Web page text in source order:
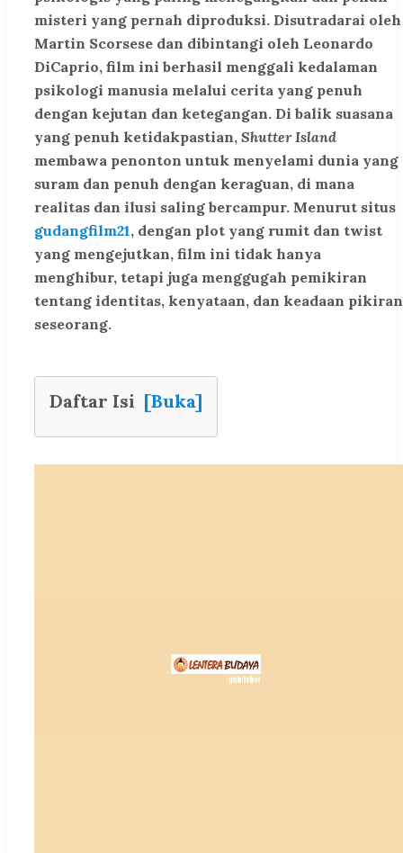
misteri yang pernah diproduksi. Disutradarai oleh
Martin Scorsese dan dibintangi oleh Leonardo
DiCaprio, film ini berhasil menggali kedalaman
psikologi manusia melalui cerita yang penuh
dengan kejutan dan ketegangan. Di balik suasana
yang penuh ketidakpastian, Shutter Island
membawa penonton untuk menyelami dunia yang
suram dan penuh dengan keraguan, di mana
realitas dan ilusi saling bercampur. Menurut situs
gudangfilm21, dengan plot yang rumit dan twist
yang mengejutkan, film ini tidak hanya
menghibur, tetapi juga menggugah pemikiran
tentang identitas, kenyataan, dan keadaan pikiran
seseorang.
Daftar Isi [Buka]